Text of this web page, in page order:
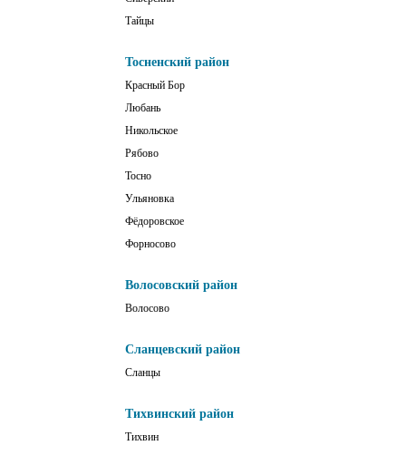
Тайцы
Тосненский район
Красный Бор
Любань
Никольское
Рябово
Тосно
Ульяновка
Фёдоровское
Форносово
Волосовский район
Волосово
Сланцевский район
Сланцы
Тихвинский район
Тихвин